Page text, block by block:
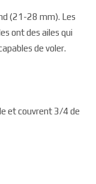
(21-28 mm). Les
ont des ailes qui
de voler.
et couvrent 3/4 de